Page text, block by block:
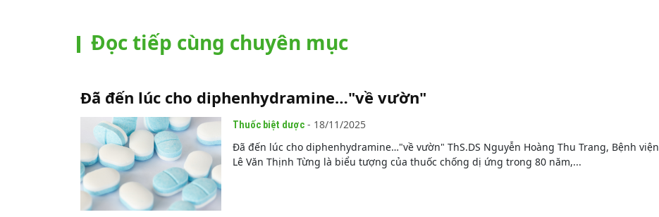
Đọc tiếp cùng chuyên mục
Đã đến lúc cho diphenhydramine…"về vườn"
Thuốc biệt dược - 18/11/2025
Đã đến lúc cho diphenhydramine…"về vườn" ThS.DS Nguyễn Hoàng Thu Trang, Bệnh viện
Lê Văn Thịnh Từng là biểu tượng của thuốc chống dị ứng trong 80 năm,...